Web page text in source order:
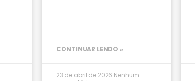
CONTINUAR LENDO »
23 de abril de 2026 Nenhum